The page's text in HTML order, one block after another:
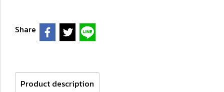
Share
Product description